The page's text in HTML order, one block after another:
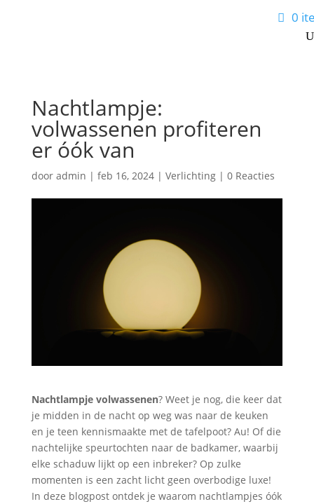
0
Nachtlampje:
volwassenen profiteren
er óók van
door admin | feb 16, 2024| Verlichting| 0 Reacties
Nachtlampje volwassenen? Weet je nog, die keer dat
je midden in de nacht op weg was naar de keuken
en je teen kennismaakte met de tafelpoot? Au! Of die
nachtelijke speurtochten naar de badkamer, waarbij
elke schaduw lijkt op een inbreker? Op zulke
momenten is een zacht licht geen overbodige luxe!
In deze blogpost ontdek je waarom nachtlampjes óók